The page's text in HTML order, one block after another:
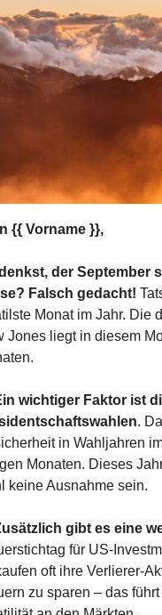
{{ Vorname }},
der September
Falsch gedacht!
Monat im Jahr. Die
Jones liegt in diesem
wichtiger Faktor ist
.
in Wahljahren
Monaten. Dieses
keine Ausnahme sein.
gibt es eine
für US-
oft ihre Verlierer-
zu sparen – das